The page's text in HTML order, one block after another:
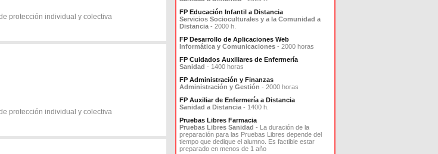
protección individual y colectiva
protección individual y colectiva
FP Educación Infantil a Distancia
Servicios Socioculturales y a la Comunidad a
Distancia - 2000 h.
FP Desarrollo de Aplicaciones Web
Informática y Comunicaciones - 2000 horas
FP Cuidados Auxiliares de Enfermería
Sanidad - 1400 horas
FP Administración y Finanzas
Administración y Gestión - 2000 horas
FP Auxiliar de Enfermería a Distancia
Sanidad a Distancia - 1400 h.
Pruebas Libres Farmacia
Pruebas Libres Sanidad - La duración de la
preparación para las Pruebas Libres depende del
tiempo que dedique el alumno. Es factible estar
preparado en menos de 1 año